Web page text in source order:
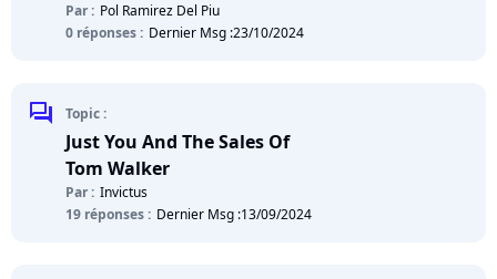
Par : Pol Ramirez Del Piu
0 réponses : Dernier Msg :23/10/2024
chat Topic :
Just You And The Sales Of
Tom Walker
Par : Invictus
19 réponses : Dernier Msg :13/09/2024